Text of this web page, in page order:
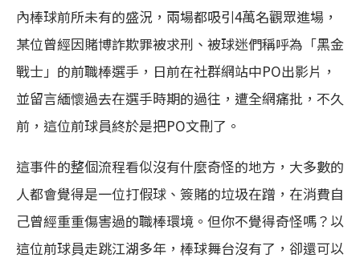
內棒球前所未有的盛況，兩場都吸引4萬名觀眾進場，
某位曾經因賭博詐欺罪被求刑、被球迷們稱呼為「黑金
戰士」的前職棒選手，日前在社群網站中PO出影片，
並留言緬懷過去在選手時期的過往，遭全網痛批，不久
前，這位前球員終於是把PO文刪了。
這事件的整個流程看似沒有什麼奇怪的地方，大多數的
人都會覺得是一位打假球、簽賭的垃圾在蹭，在消費自
己曾經重重傷害過的職棒環境。但你不覺得奇怪嗎？以
這位前球員走跳江湖多年，棒球舞台沒有了，卻還可以